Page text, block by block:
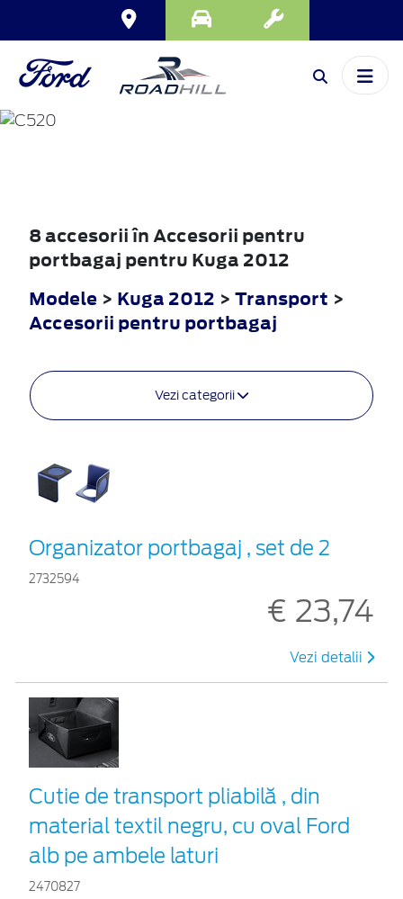
KUGA
8 accesorii în Accesorii pentru
portbagaj pentru Kuga 2012
Modele > Kuga 2012 > Transport >
Accesorii pentru portbagaj
Vezi categorii
Organizator portbagaj , set de 2
2732594
€ 23,74
Vezi detalii
Cutie de transport pliabilă , din
material textil negru, cu oval Ford
alb pe ambele laturi
2470827